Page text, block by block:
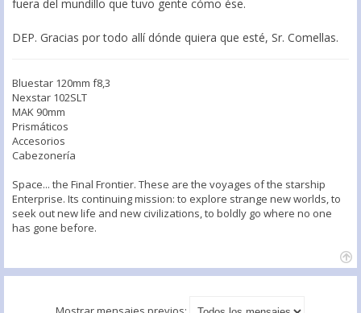
fuera del mundillo que tuvo gente cómo ése.
DEP. Gracias por todo allí dónde quiera que esté, Sr. Comellas.
Bluestar 120mm f8,3
Nexstar 102SLT
MAK 90mm
Prismáticos
Accesorios
Cabezonería
Space... the Final Frontier. These are the voyages of the starship
Enterprise. Its continuing mission: to explore strange new worlds, to
seek out new life and new civilizations, to boldly go where no one
has gone before.